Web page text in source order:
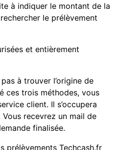
à indiquer le montant de la
le prélèvement
et entièrement
à trouver l’origine de
ces trois méthodes, vous
client. Il s’occupera
recevrez un mail de
finalisée.
prélèvements Techcash.fr